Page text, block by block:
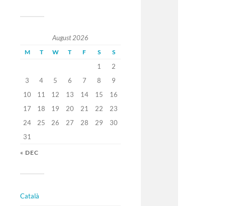
August 2026
M T W T F S S
1
2
3
4 5 6 7 8
9
10
11 12 13 14 15
16
17
18 19 20 21 22
23
24
25 26 27 28 29
30
31
« DEC
Català